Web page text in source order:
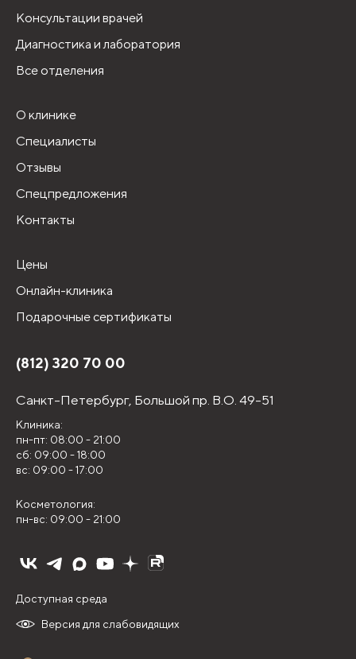
Консультации врачей
Диагностика и лаборатория
Все отделения
О клинике
Специалисты
Отзывы
Спецпредложения
Контакты
Цены
Онлайн-клиника
Подарочные сертификаты
(812) 320 70 00
Санкт-Петербург, Большой пр. В.О. 49-51
Клиника:
пн-пт: 08:00 - 21:00
сб: 09:00 - 18:00
вс: 09:00 - 17:00
Косметология:
пн-вс: 09:00 - 21:00
Версия для слабовидящих
Доступная среда